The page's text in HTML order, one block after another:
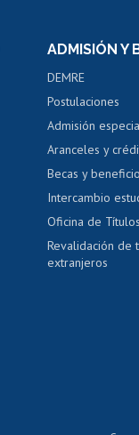
Consulta y
Servicio
Pago de
Pago de
Certificado
ADMISIÓN Y
DEMRE
Postulaciones
Admisión
Aranceles y
Becas y
Intercambio
Oficina de
Revalidación de
extranjeros